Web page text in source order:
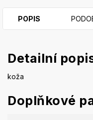
POPIS
Detailní
koža
Doplňkové